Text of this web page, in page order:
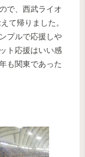
で、西武ライオ
て帰りました。
プルで応援しや
ト応援はいい感
も関東であった